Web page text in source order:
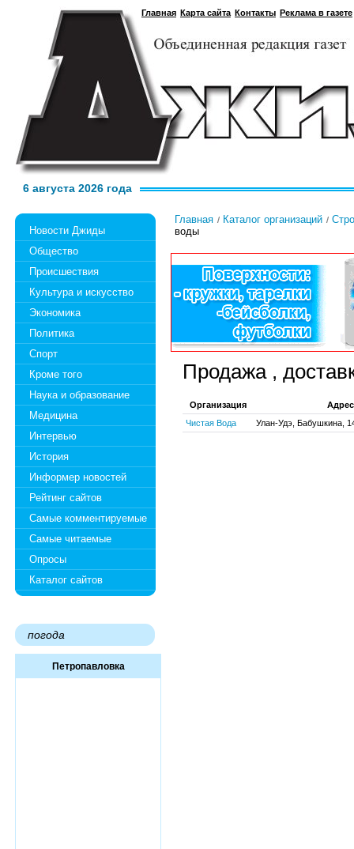
Главная Карта сайта Контакты Реклама в газете
6 августа 2026 года
Новости Джиды
Общество
Происшествия
Культура и искусство
Экономика
Политика
Спорт
Кроме того
Наука и образование
Медицина
Интервью
История
Информер новостей
Рейтинг сайтов
Самые комментируемые
Самые читаемые
Опросы
Каталог сайтов
погода
Петропавловка
Главная Каталог организаций
воды
Продажа ,
Организация
Адрес
Чистая Вода
Улан-Удэ, Бабушкина,